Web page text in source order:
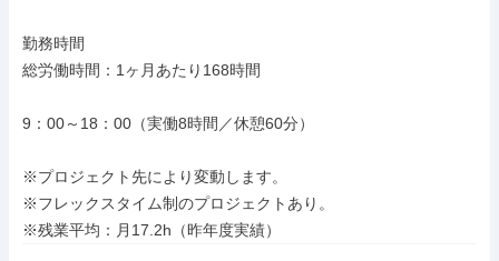
勤務時間
総労働時間：1ヶ月あたり168時間
9：00～18：00（実働8時間／休憩60分）
※プロジェクト先により変動します。
※フレックスタイム制のプロジェクトあり。
※残業平均：月17.2h（昨年度実績）